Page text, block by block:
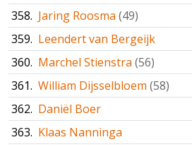
358. Jaring Roosma (49)
359. Leendert van Bergeijk
360. Marchel Stienstra (56)
361. William Dijsselbloem (58)
362. Daniël Boer
363. Klaas Nanninga